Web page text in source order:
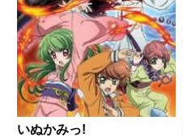
いぬかみっ!